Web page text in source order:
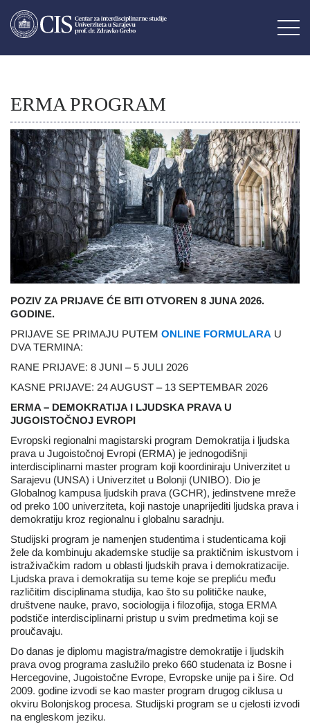
ERMA PROGRAM
POZIV ZA PRIJAVE ĆE BITI OTVOREN 8 JUNA 2026.
GODINE.
PRIJAVE SE PRIMAJU PUTEM ONLINE FORMULARA U
DVA TERMINA:
RANE PRIJAVE: 8 JUNI – 5 JULI 2026
KASNE PRIJAVE: 24 AUGUST – 13 SEPTEMBAR 2026
ERMA – DEMOKRATIJA I LJUDSKA PRAVA U
JUGOISTOČNOJ EVROPI
Evropski regionalni magistarski program Demokratija i ljudska
prava u Jugoistočnoj Evropi (ERMA) je jednogodišnji
interdisciplinarni master program koji koordiniraju Univerzitet u
Sarajevu (UNSA) i Univerzitet u Bolonji (UNIBO). Dio je
Globalnog kampusa ljudskih prava (GCHR), jedinstvene mreže
od preko 100 univerziteta, koji nastoje unaprijediti ljudska prava i
demokratiju kroz regionalnu i globalnu saradnju.
Studijski program je namenjen studentima i studenticama koji
žele da kombinuju akademske studije sa praktičnim iskustvom i
istraživačkim radom u oblasti ljudskih prava i demokratizacije.
Ljudska prava i demokratija su teme koje se prepliću među
različitim disciplinama studija, kao što su političke nauke,
društvene nauke, pravo, sociologija i filozofija, stoga ERMA
podstiče interdisciplinarni pristup u svim predmetima koji se
proučavaju.
Do danas je diplomu magistra/magistre demokratije i ljudskih
prava ovog programa zaslužilo preko 660 studenata iz Bosne i
Hercegovine, Jugoistočne Evrope, Evropske unije pa i šire. Od
2009. godine izvodi se kao master program drugog ciklusa u
okviru Bolonjskog procesa. Studijski program se u cjelosti izvodi
na engleskom jeziku.